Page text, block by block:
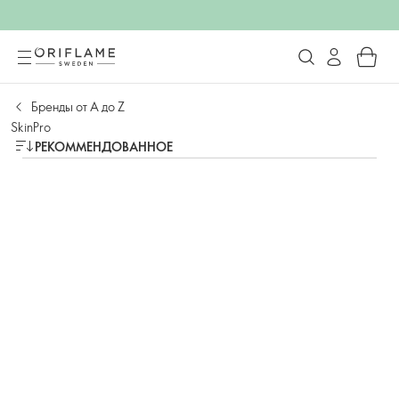
Бренды от А до Z
SkinPro
РЕКОММЕНДОВАННОЕ